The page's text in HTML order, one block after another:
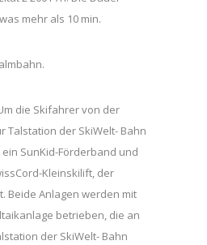
mehr als 10 min.
die Skifahrer von der
Talstation der SkiWelt- Bahn
SunKid-Förderband und
Kleinskilift, der
Beide Anlagen werden mit
betrieben, die an
der SkiWelt- Bahn